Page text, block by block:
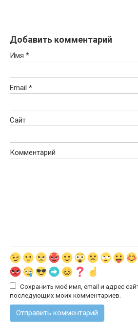
Добавить комментарий
Имя *
Email *
Сайт
Комментарий
Сохранить моё имя, email и адрес
последующих моих комментариев.